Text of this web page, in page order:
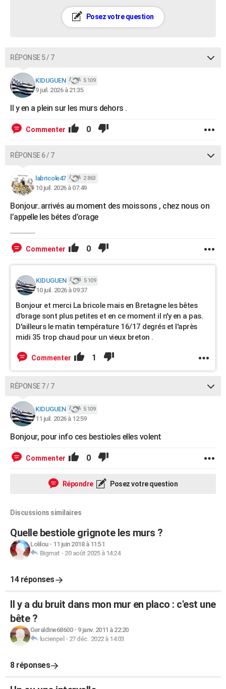
Posez votre question
RÉPONSE 5 / 7
KIDUGUEN 5 109
9 juil. 2026 à 21:35
Il y en a plein sur les murs dehors .
Commenter 0
RÉPONSE 6 / 7
labricole47 2 863
10 juil. 2026 à 07:49
Bonjour..arrivés au moment des moissons , chez nous on
l’appelle les bétes d’orage
Commenter 0
KIDUGUEN 5 109
10 juil. 2026 à 09:37
Bonjour et merci La bricole mais en Bretagne les bêtes
d'orage sont plus petites et en ce moment il n'y en a pas.
D'ailleurs le matin température 16/17 degrés et l'après
midi 35 trop chaud pour un vieux breton .
Commenter 1
RÉPONSE 7 / 7
KIDUGUEN 5 109
11 juil. 2026 à 12:59
Bonjour, pour info ces bestioles elles volent
Commenter 0
Répondre Posez votre question
Discussions similaires
Quelle bestiole grignote les murs ?
Lolilou- 11 juin 2018 à 11:51
Bigmat - 20 août 2025 à 14:24
14 réponses
Il y a du bruit dans mon mur en placo : c'est une
bête ?
Geraldine68600- 9 janv. 2011 à 22:20
lucienpel - 27 déc. 2022 à 14:03
8 réponses